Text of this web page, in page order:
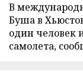
В
Буша в
один человек
самолета,